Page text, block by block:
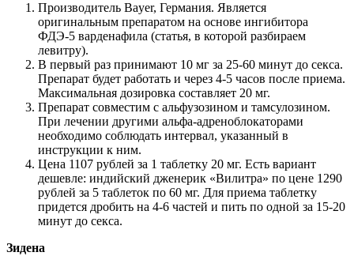
Производитель Bayer, Германия. Является
оригинальным препаратом на основе ингибитора
ФДЭ-5 варденафила (статья, в которой разбираем
левитру).
В первый раз принимают 10 мг за 25-60 минут до секса.
Препарат будет работать и через 4-5 часов после приема.
Максимальная дозировка составляет 20 мг.
Препарат совместим с альфузозином и тамсулозином.
При лечении другими альфа-адреноблокаторами
необходимо соблюдать интервал, указанный в
инструкции к ним.
Цена 1107 рублей за 1 таблетку 20 мг. Есть вариант
дешевле: индийский дженерик «Вилитра» по цене 1290
рублей за 5 таблеток по 60 мг. Для приема таблетку
придется дробить на 4-6 частей и пить по одной за 15-20
минут до секса.
Зидена